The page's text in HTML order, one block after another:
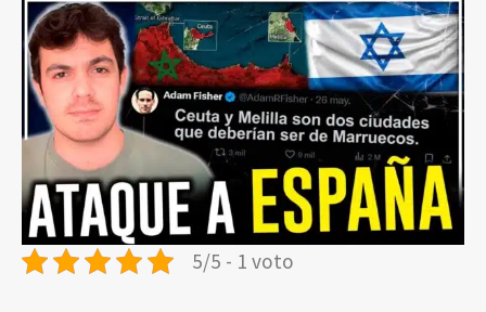
5/5 - 1 voto